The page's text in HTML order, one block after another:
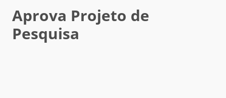
Aprova Projeto de
Pesquisa